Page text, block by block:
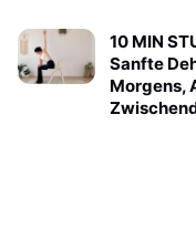
10 MIN
Sanfte
Morgens,